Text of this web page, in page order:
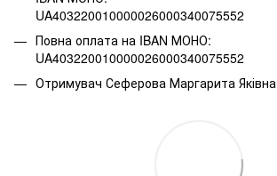
UA403220010000026000340075552
Повна оплата на IBAN МОНО:
UA403220010000026000340075552
Отримувач Сеферова Маргарита Яківна